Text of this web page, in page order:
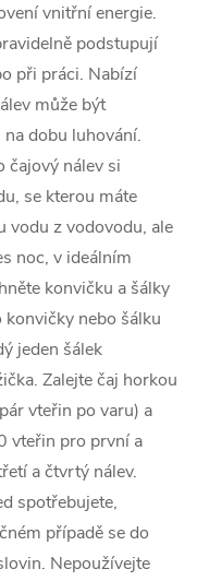
vnitřní energie.
podstupují
při práci. Nabízí
může být
dobu luhování.
čajový nálev si
se kterou máte
vodu z vodovodu, ale
noc, v ideálním
konvičku a šálky
nebo šálku
jeden šálek
Zalejte čaj horkou
vteřin po varu) a
vteřin pro první a
a čtvrtý nálev.
spotřebujete,
případě se do
Nepoužívejte